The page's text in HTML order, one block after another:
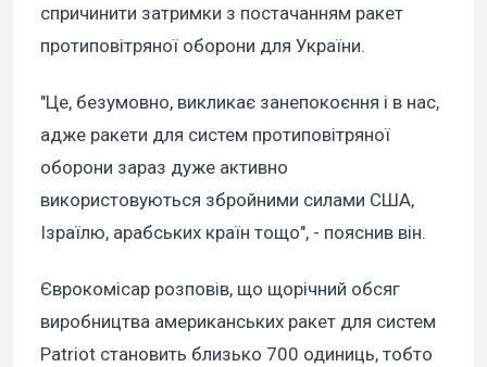
спричинити затримки з постачанням ракет
протиповітряної оборони для України.
"Це, безумовно, викликає занепокоєння і в нас,
адже ракети для систем протиповітряної
оборони зараз дуже активно
використовуються збройними силами США,
Ізраїлю, арабських країн тощо", - пояснив він.
Єврокомісар розповів, що щорічний обсяг
виробництва американських ракет для систем
Patriot становить близько 700 одиниць, тобто